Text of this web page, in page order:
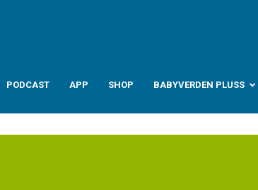
PODCAST APP SHOP BABYVERDEN PLUSS